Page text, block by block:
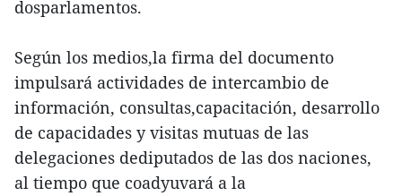
dosparlamentos.
Según los medios,la firma del documento
impulsará actividades de intercambio de
información, consultas,capacitación, desarrollo
de capacidades y visitas mutuas de las
delegaciones dediputados de las dos naciones,
al tiempo que coadyuvará a la